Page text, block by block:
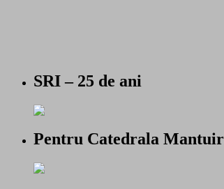
SRI – 25 de ani
Pentru Catedrala